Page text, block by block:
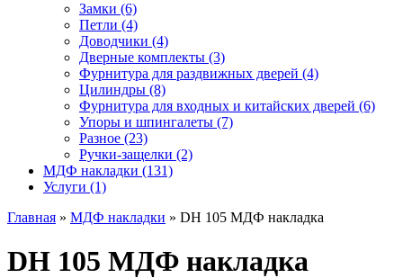
Замки (6)
Петли (4)
Доводчики (4)
Дверные комплекты (3)
Фурнитура для раздвижных дверей (4)
Цилиндры (8)
Фурнитура для входных и китайских дверей (6)
Упоры и шпингалеты (7)
Разное (23)
Ручки-защелки (2)
МДФ накладки (131)
Услуги (1)
Главная » МДФ накладки » DH 105 МДФ накладка
DH 105 МДФ накладка